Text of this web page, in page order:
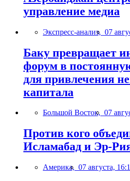
управление медиа
Экспресс-анализ, 07
Баку превращает
форум в
для привлечения
капитала
Большой Восток, 07
Против кого
Исламабад и Эр-
Америка, 07 августа,